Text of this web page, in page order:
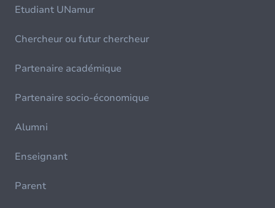
Etudiant UNamur
Chercheur ou futur chercheur
Partenaire académique
Partenaire socio-économique
Alumni
Enseignant
Parent